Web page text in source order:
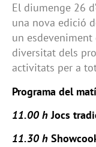
El diumenge 26
una nova edició
un
diversitat dels
activitats per a
Programa del
11.00 h Jocs
11.30 h